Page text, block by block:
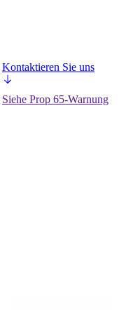
Kontaktieren Sie uns
Siehe Prop 65-Warnung